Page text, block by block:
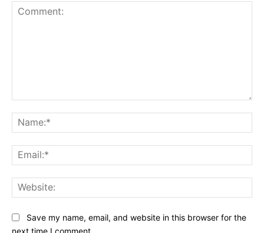
Save my name, email, and website in this browser for the
next time I comment.